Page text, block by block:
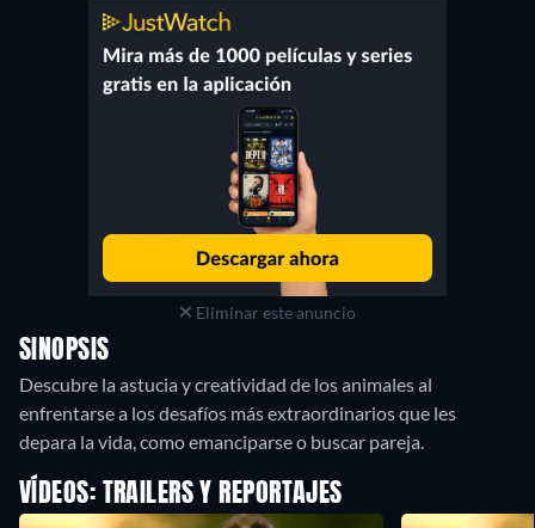
Eliminar este anuncio
SINOPSIS
Descubre la astucia y creatividad de los animales al
enfrentarse a los desafíos más extraordinarios que les
depara la vida, como emanciparse o buscar pareja.
VÍDEOS: TRAILERS Y REPORTAJES